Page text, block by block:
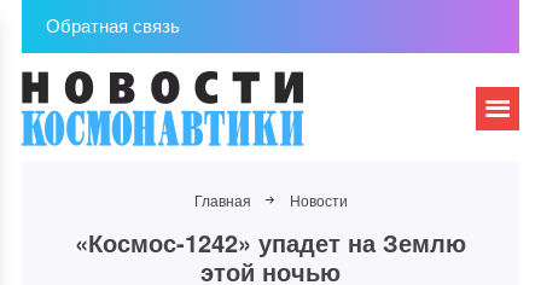
Обратная связь
Главная Новости
«Космос-1242» упадет на Землю
этой ночью